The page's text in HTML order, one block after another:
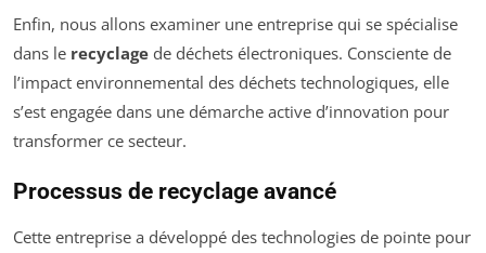
Enfin, nous allons examiner une entreprise qui se spécialise
dans le recyclage de déchets électroniques. Consciente de
l’impact environnemental des déchets technologiques, elle
s’est engagée dans une démarche active d’innovation pour
transformer ce secteur.
Processus de recyclage avancé
Cette entreprise a développé des technologies de pointe pour